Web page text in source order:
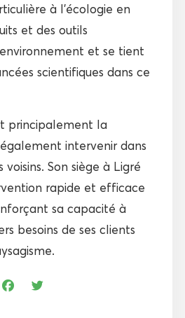
à l’écologie en
et des outils
et se tient
scientifiques dans ce
principalement la
intervenir dans
Son siège à Ligré
rapide et efficace
sa capacité à
besoins de ses clients